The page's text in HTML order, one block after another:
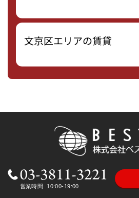
文京区エリアの賃貸